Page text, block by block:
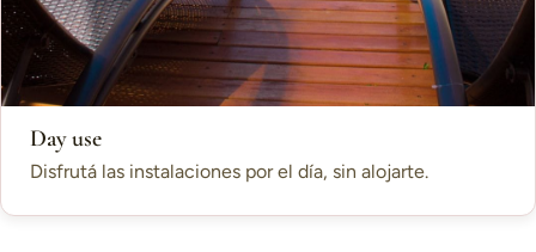
Day use
Disfrutá las instalaciones por el día, sin alojarte.